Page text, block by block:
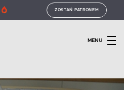
ZOSTAŃ PATRONEM
MENU